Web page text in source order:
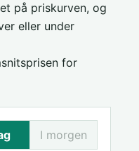
på priskurven, og
eller under
for
I morgen